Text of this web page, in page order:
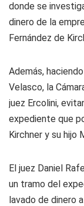
donde se
dinero de la
Fernández de
Además,
Velasco, la
juez Ercolini,
expediente que
Kirchner y su hijo
El juez Daniel
un tramo del
lavado de dinero